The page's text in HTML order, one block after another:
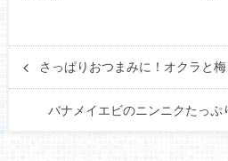
さっぱりおつまみに！オクラと
バナメイエビのニンニクたっぷ